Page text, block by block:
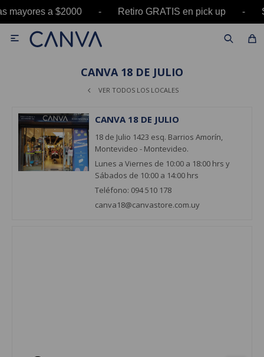
mayores a $2000 - Retiro GRATIS en pick

CANVA 18 DE JULIO
VER TODOS LOS LOCALES
CANVA 18 DE JULIO
18 de Julio 1423 esq. Barrios Amorín,
Montevideo - Montevideo.
Lunes a Viernes de 10:00 a 18:00 hrs y
Sábados de 10:00 a 14:00 hrs
Teléfono: 094 510 178
canva18@canvastore.com.uy